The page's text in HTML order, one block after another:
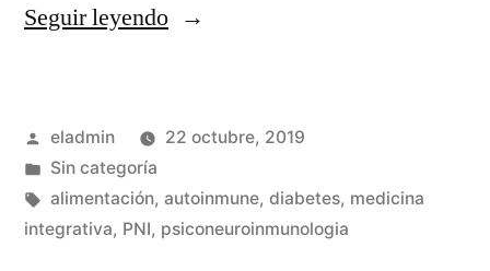
Seguir leyendo«Alimentación
hidratos
de
carbono
Publicado
por
eladmin
22 octubre, 2019
Publicado
en
Sin categoría
Etiquetas:
alimentación, autoinmune, diabetes, medicina
integrativa, PNI, psiconeuroinmunologia